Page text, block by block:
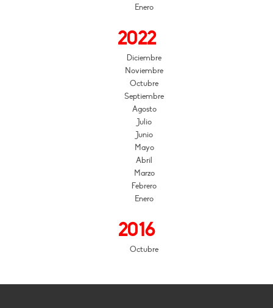
Enero
2022
Diciembre
Noviembre
Octubre
Septiembre
Agosto
Julio
Junio
Mayo
Abril
Marzo
Febrero
Enero
2016
Octubre